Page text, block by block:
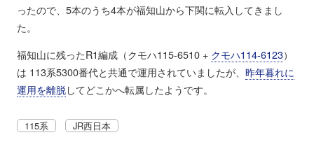
ったので、5本のうち4本が福知山から下関に転入してきまし
た。
福知山に残ったR1編成（クモハ115-6510 + クモハ114-6123）
は 113系5300番代と共通で運用されていましたが、 昨年暮れに
運用を離脱してどこかへ転属したようです。
115系 JR西日本